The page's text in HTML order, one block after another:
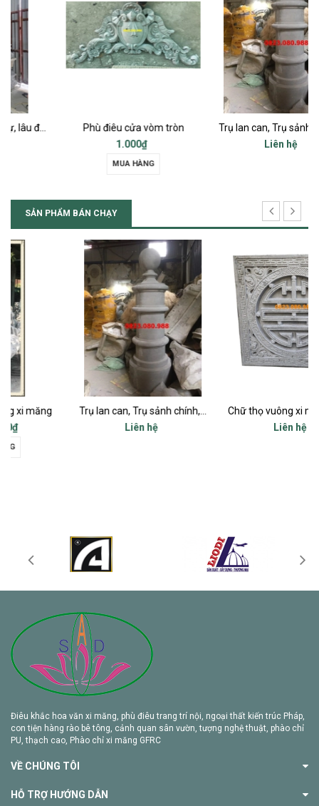
Phù điêu cửa vòm tròn
Trụ lan can, Trụ sảnh chính, Trụ cột ban công, Trụ bậc tam cấp
SẢN PHẨM BÁN CHẠY
Trụ lan can, Trụ sảnh chính, Trụ cột ban công, Trụ bậc tam cấp
Chữ thọ vuông xi măng bê tông 80x80cm
Điêu khắc hoa văn xi măng, phù điêu trang trí nội, ngoại thất kiến trúc Pháp,
con tiện hàng rào bê tông, cảnh quan sân vườn, tượng nghệ thuật, phào chỉ
PU, thạch cao, Phào chỉ xi măng GFRC
VỀ CHÚNG TÔI
HỖ TRỢ HƯỚNG DẪN